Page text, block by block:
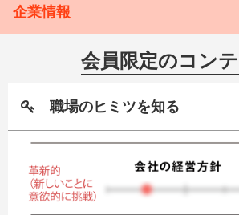
企業情報
会員限定のコン
職場のヒミツを知る